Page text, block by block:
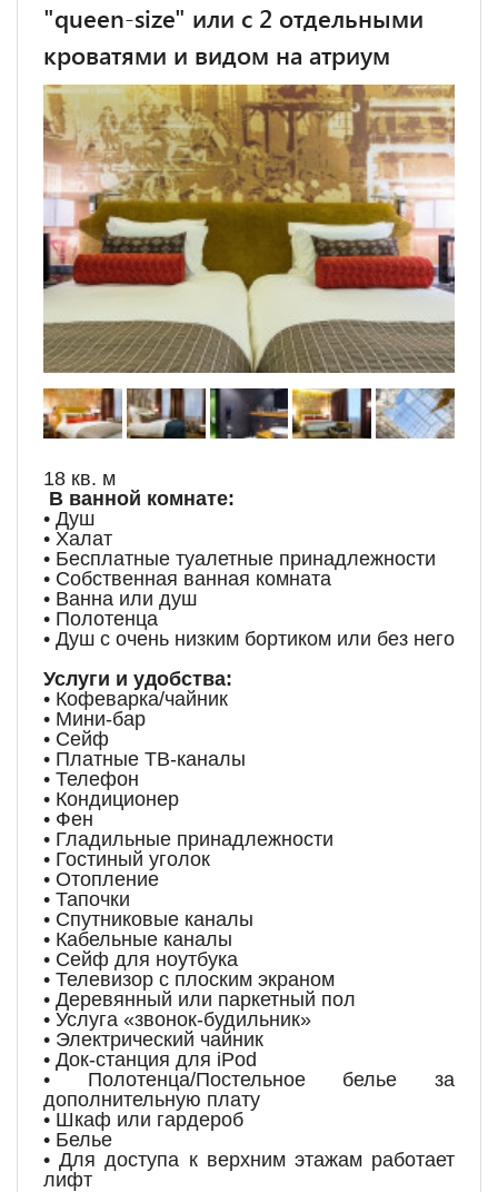
"queen-size" или с 2 отдельными
кроватями и видом на атриум
18 кв. м
В ванной комнате:
• Душ
• Халат
• Бесплатные туалетные принадлежности
• Собственная ванная комната
• Ванна или душ
• Полотенца
• Душ с очень низким бортиком или без него
Услуги и удобства:
• Кофеварка/чайник
• Мини-бар
• Сейф
• Платные ТВ-каналы
• Телефон
• Кондиционер
• Фен
• Гладильные принадлежности
• Гостиный уголок
• Отопление
• Тапочки
• Спутниковые каналы
• Кабельные каналы
• Сейф для ноутбука
• Телевизор с плоским экраном
• Деревянный или паркетный пол
• Услуга «звонок-будильник»
• Электрический чайник
• Док-станция для iPod
• Полотенца/Постельное белье за
дополнительную плату
• Шкаф или гардероб
• Белье
• Для доступа к верхним этажам работает
лифт